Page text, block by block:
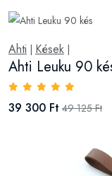
Ahti | Kések |
Ahti Leuku 90
39 300 Ft 49 125 Ft